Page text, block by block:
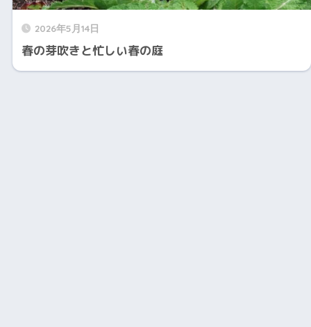
2026年5月14日
春の芽吹きと忙しい春の庭